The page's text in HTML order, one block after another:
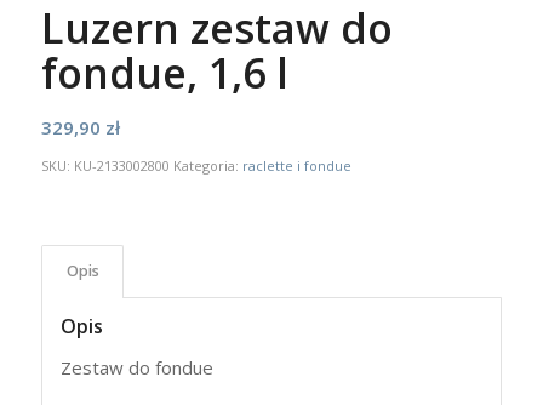
Luzern zestaw do
fondue, 1,6 l
329,90 zł
SKU: KU-2133002800 Kategoria: raclette i fondue
Opis
Opis
Zestaw do fondue